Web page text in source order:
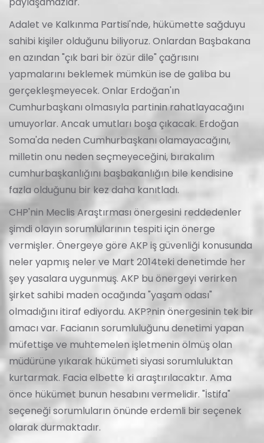
Adalet ve Kalkınma Partisi'nde, hükümette sağduyu
sahibi kişiler olduğunu biliyoruz. Onlardan Başbakana
en azından "çık bari bir özür dile" çağrısını
yapmalarını beklemek mümkün ise de galiba bu
gerçekleşmeyecek. Onlar Erdoğan'ın
Cumhurbaşkanı olmasıyla partinin rahatlayacağını
umuyorlar. Ancak umutları boşa çıkacak. Erdoğan
Soma'da neden Cumhurbaşkanı olamayacağını,
milletin onu neden seçmeyeceğini, bırakalım
cumhurbaşkanlığını başbakanlığın bile kendisine
fazla olduğunu bir kez daha kanıtladı.
CHP'nin Meclis Araştırması önergesini reddedenler
şimdi olayın sorumlularının tespiti için önerge
vermişler. Önergeye göre AKP iş güvenliği konusunda
neler yapmış neler ve Mart 2014teki denetimde her
şey yasalara uygunmuş. AKP bu önergeyi verirken
şirket sahibi maden ocağında "yaşam odası"
olmadığını itiraf ediyordu. AKP?nin önergesinin tek bir
amacı var. Facianın sorumluluğunu denetimi yapan
müfettişe ve muhtemelen işletmenin ölmüş olan
müdürüne yıkarak hükümeti siyasi sorumluluktan
kurtarmak. Facia elbette ki araştırılacaktır. Ama
önce hükümet bunun hesabını vermelidir. "İstifa"
seçeneği sorumluların önünde erdemli bir seçenek
olarak durmaktadır.